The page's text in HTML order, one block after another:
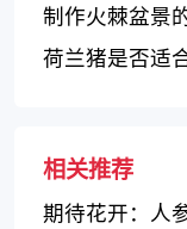
制作火棘盆景
荷兰猪是否适
相关推荐
期待花开：人